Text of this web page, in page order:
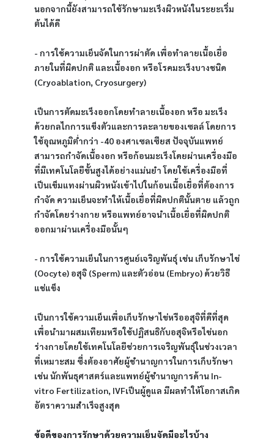
นอกจากนี้ยังสามารถใช้รักษามะเร็งผิวหนังในระยะเริ่ม
ต้นได้ดี
- การใช้ความเย็นจัดในการผ่าตัด เพื่อทำลายเนื้อเยื่อ
ภายในที่ผิดปกติ และเนื้องอก หรือโรคมะเร็งบางชนิด
(Cryoablation, Cryosurgery)
เป็นการตัดมะเร็งออกโดยทำลายเนื้องอก หรือ มะเร็ง
ด้วยกลไกการแข็งตัวและการละลายของเซลล์ โดยการ
ใช้อุณหภูมิต่ำกว่า -40 องศาเซลเซียส ปัจจุบันแพทย์
สามารถกำจัดเนื้องอก หรือก้อนมะเร็งโดยผ่านเครื่องมือ
ที่มีเทคโนโลยีขั้นสูงได้อย่างแม่นยำ โดยใช้เครื่องมือที่
เป็นเข็มแทงผ่านผิวหนังเข้าไปในก้อนเนื้อเยื่อที่ต้องการ
กำจัด ความเย็นจะทำให้เนื้อเยื่อที่ผิดปกตินั้นตาย แล้วถูก
กำจัดโดยร่างกาย หรือแพทย์อาจนำเนื้อเยื่อที่ผิดปกติ
ออกมาผ่านเครื่องมือนั้นๆ
- การใช้ความเย็นในการศูนย์เจริญพันธุ์ เช่น เก็บรักษาไข่
(Oocyte) อสุจิ (Sperm) และตัวอ่อน (Embryo) ด้วยวิธี
แช่แข็ง
เป็นการใช้ความเย็นเพื่อเก็บรักษาไข่หรืออสุจิที่ดีที่สุด
เพื่อนำมาผสมเทียมหรือใช้ปฏิสนธิกับอสุจิหรือไข่นอก
ร่างกายโดยใช้เทคโนโลยีช่วยการเจริญพันธุ์ในช่วงเวลา
ที่เหมาะสม ซึ่งต้องอาศัยผู้ชำนาญการในการเก็บรักษา
เช่น นักพันธุศาสตร์และแพทย์ผู้ชำนาญการด้าน In-
vitro Fertilization, IVFเป็นผู้ดูแล มีผลทำให้โอกาสเกิด
อัตราความสำเร็จสูงสุด
ข้อดีของการรักษาด้วยความเย็นจัดมีอะไรบ้าง